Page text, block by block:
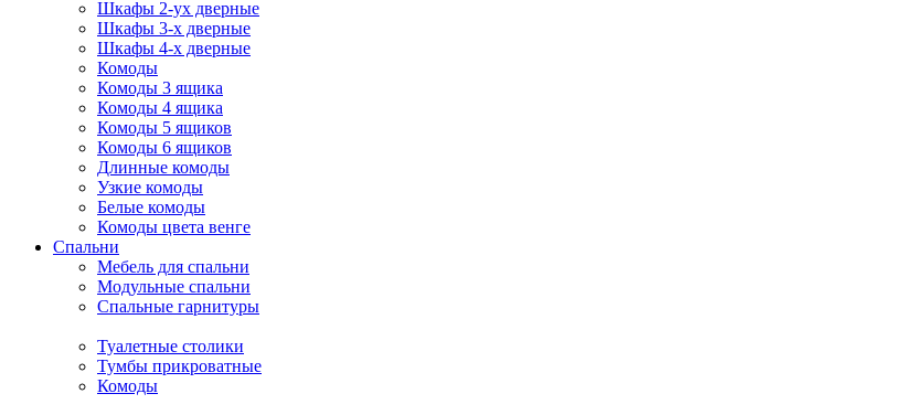
Шкафы 2-ух дверные
Шкафы 3-х дверные
Шкафы 4-х дверные
Комоды
Комоды 3 ящика
Комоды 4 ящика
Комоды 5 ящиков
Комоды 6 ящиков
Длинные комоды
Узкие комоды
Белые комоды
Комоды цвета венге
Спальни
Мебель для спальни
Модульные спальни
Спальные гарнитуры
Туалетные столики
Тумбы прикроватные
Комоды